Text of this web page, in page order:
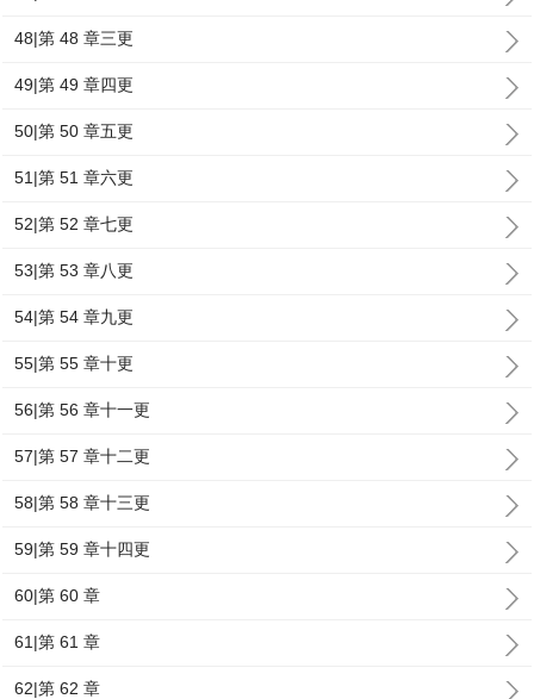
48|第 48 章三更
49|第 49 章四更
50|第 50 章五更
51|第 51 章六更
52|第 52 章七更
53|第 53 章八更
54|第 54 章九更
55|第 55 章十更
56|第 56 章十一更
57|第 57 章十二更
58|第 58 章十三更
59|第 59 章十四更
60|第 60 章
61|第 61 章
62|第 62 章